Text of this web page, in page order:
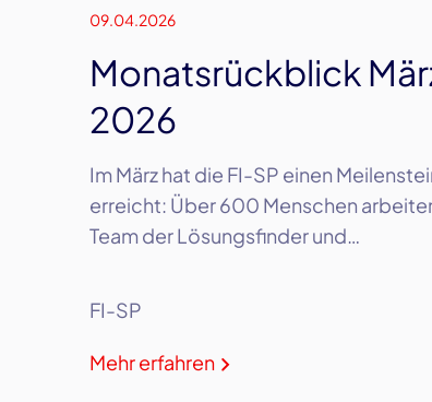
09.04.2026
Monatsrückblick
2026
Im März hat die FI-SP einen
erreicht: Über 600 Menschen
Team der Lösungsfinder und…
FI-SP
Mehr erfahren